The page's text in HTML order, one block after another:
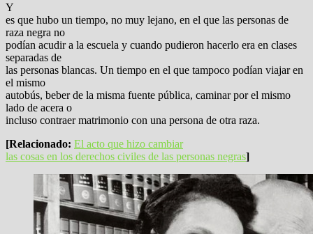
Y
es que hubo un tiempo, no muy lejano, en el que las personas de
raza negra no
podían acudir a la escuela y cuando pudieron hacerlo era en clases
separadas de
las personas blancas. Un tiempo en el que tampoco podían viajar en
el mismo
autobús, beber de la misma fuente pública, caminar por el mismo
lado de acera o
incluso contraer matrimonio con una persona de otra raza.
[Relacionado: El acto que hizo cambiar
las cosas en los derechos civiles de las personas negras]